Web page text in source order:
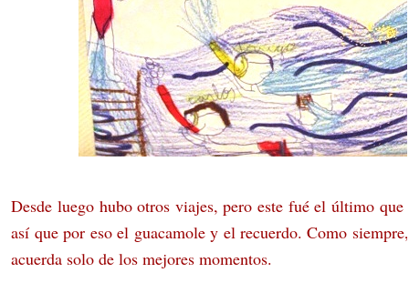
Desde luego hubo otros viajes, pero este fué el último
así que por eso el guacamole y el recuerdo. Como
acuerda solo de los mejores momentos.